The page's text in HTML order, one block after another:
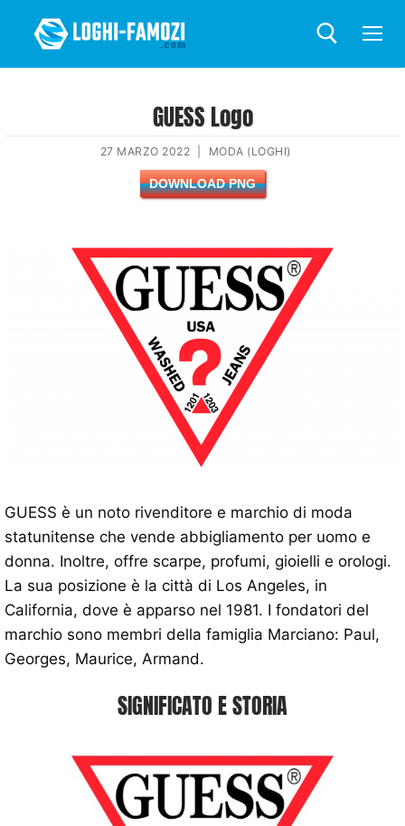
GUESS Logo
27 MARZO 2022 MODA (LOGHI)
DOWNLOAD PNG
GUESS è un noto rivenditore e marchio di moda
statunitense che vende abbigliamento per uomo e
donna. Inoltre, offre scarpe, profumi, gioielli e orologi.
La sua posizione è la città di Los Angeles, in
California, dove è apparso nel 1981. I fondatori del
marchio sono membri della famiglia Marciano: Paul,
Georges, Maurice, Armand.
SIGNIFICATO E STORIA